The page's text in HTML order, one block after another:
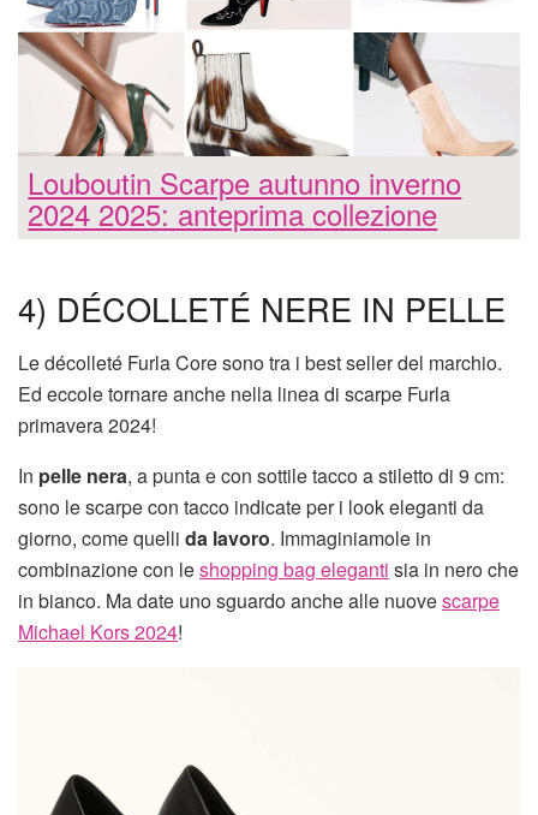
Louboutin Scarpe autunno inverno
2024 2025: anteprima collezione
4) DÉCOLLETÉ NERE IN PELLE
Le décolleté Furla Core sono tra i best seller del marchio.
Ed eccole tornare anche nella linea di scarpe Furla
primavera 2024!
In pelle nera, a punta e con sottile tacco a stiletto di 9 cm:
sono le scarpe con tacco indicate per i look eleganti da
giorno, come quelli da lavoro. Immaginiamole in
combinazione con leshopping bag eleganti sia in nero che
in bianco. Ma date uno sguardo anche alle nuovescarpe
Michael Kors 2024!